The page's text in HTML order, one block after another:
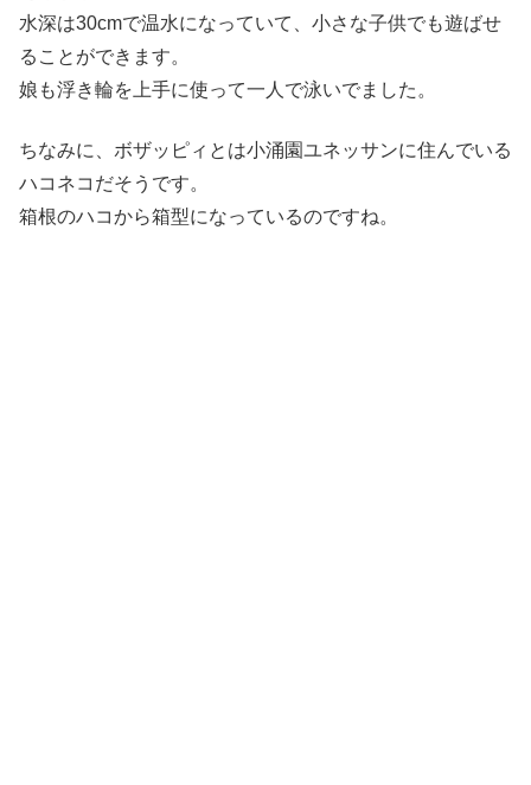
水深は30cmで温水になっていて、小さな子供でも遊ばせ
ることができます。
娘も浮き輪を上手に使って一人で泳いでました。
ちなみに、ボザッピィとは小涌園ユネッサンに住んでいる
ハコネコだそうです。
箱根のハコから箱型になっているのですね。